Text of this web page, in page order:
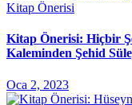
Kitap Önerisi
Kitap Önerisi: Hiçbir
Kaleminden Şehid
Oca 2, 2023